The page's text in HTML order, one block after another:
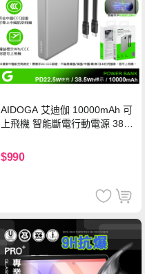
AIDOGA 艾迪伽 10000mAh 可
上飛機 智能斷電行動電源 38.5
灣BSMI/中國CCC/歐美CE/FCC
認證
$990